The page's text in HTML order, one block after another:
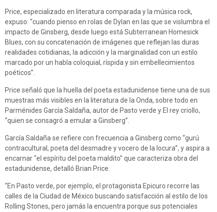
Price, especializado en literatura comparada y la música rock,
expuso: “cuando pienso en rolas de Dylan en las que se vislumbra el
impacto de Ginsberg, desde luego está Subterranean Homesick
Blues, con su concatenación de imágenes que reflejan las duras
realidades cotidianas, la adicción y la marginalidad con un estilo
marcado por un habla coloquial, ríspida y sin embellecimientos
poéticos”.
Price señaló que la huella del poeta estadunidense tiene una de sus
muestras más visibles en la literatura de la Onda, sobre todo en
Parménides García Saldaña, autor de Pasto verde y El rey criollo,
“quien se consagró a emular a Ginsberg”.
García Saldaña se refiere con frecuencia a Ginsberg como “gurú
contracultural, poeta del desmadre y vocero de la locura”, y aspira a
encarnar “el espíritu del poeta maldito” que caracteriza obra del
estadunidense, detalló Brian Price.
“En Pasto verde, por ejemplo, el protagonista Epicuro recorre las
calles de la Ciudad de México buscando satisfacción al estilo de los
Rolling Stones, pero jamás la encuentra porque sus potenciales